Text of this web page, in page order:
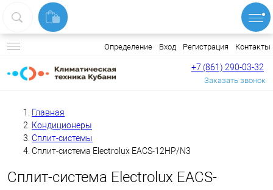
Определение Вход Регистрация Контакты
+7 (861) 290-03-32
Заказать звонок
Главная
Кондиционеры
Сплит-системы
Сплит-система Electrolux EACS-12HP/N3
Сплит-система Electrolux EACS-